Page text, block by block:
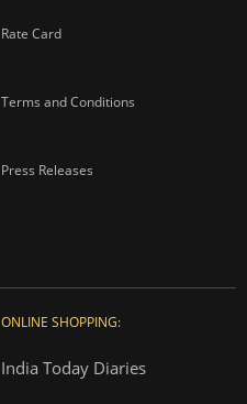
Rate Card
Terms and Conditions
Press Releases
ONLINE SHOPPING:
India Today Diaries